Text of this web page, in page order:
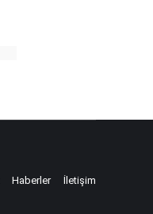
Haberler İletişim